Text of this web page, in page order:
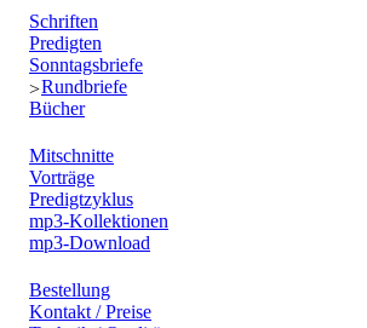
Schriften
Predigten
Sonntagsbriefe
Rundbriefe
Bücher
Mitschnitte
Vorträge
Predigtzyklus
mp3-Kollektionen
mp3-Download
Bestellung
Kontakt / Preise